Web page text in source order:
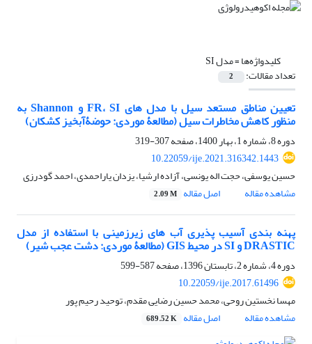
کلیدواژه‌ها =مدل SI
تعداد مقالات: 2
تعیین مناطق مستعد سیل با مدل ‏های FR، SI و Shannon به
‏منظور کاهش مخاطرات سیل (مطالعۀ موردی: حوضۀ‏آبخیز کشکان)
دوره 8، شماره 1، بهار 1400، صفحه
307-319
10.22059/ije.2021.316342.1443
حسین یوسفی، حجت اله یونسی، آزاده ارشیا، یزدان یاراحمدی، احمد گودرزی
مشاهده مقاله
اصل مقاله 2.09 M
پهنه‏ بندی آسیب ‏پذیری آب‏ های زیرزمینی با استفاده از مدل
DRASTIC و SI در محیط GIS (مطالعۀ موردی: دشت عجب‏ شیر)
دوره 4، شماره 2، تابستان 1396، صفحه
587-599
10.22059/ije.2017.61496
مهسا نخستین روحی، محمد حسین رضایی مقدم، توحید رحیم پور
مشاهده مقاله
اصل مقاله 689.52 K